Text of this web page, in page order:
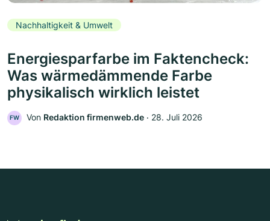
Nachhaltigkeit & Umwelt
Energiesparfarbe im Faktencheck:
Was wärmedämmende Farbe
physikalisch wirklich leistet
FW Von Redaktion firmenweb.de ‧ 28. Juli 2026